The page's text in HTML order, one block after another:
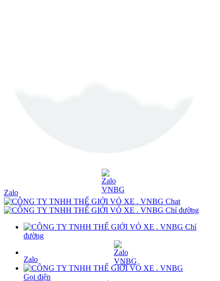
Zalo
Chat
Chỉ đường
Chỉ
đường
Zalo
Gọi điện